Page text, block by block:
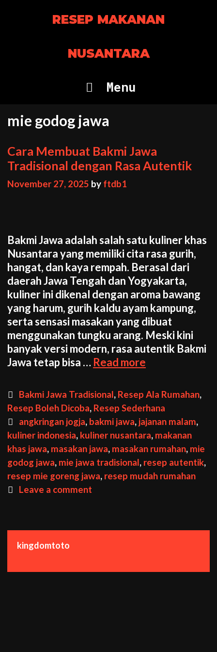
RESEP MAKANAN
NUSANTARA
Menu
mie godog jawa
Cara Membuat Bakmi Jawa
Tradisional dengan Rasa Autentik
November 27, 2025 by ftdb1
Bakmi Jawa adalah salah satu kuliner khas
Nusantara yang memiliki cita rasa gurih,
hangat, dan kaya rempah. Berasal dari
daerah Jawa Tengah dan Yogyakarta,
kuliner ini dikenal dengan aroma bawang
yang harum, gurih kaldu ayam kampung,
serta sensasi masakan yang dibuat
menggunakan tungku arang. Meski kini
banyak versi modern, rasa autentik Bakmi
Jawa tetap bisa … Read more
Bakmi
Jawa
Tradisional
dengan
Rasa
Autentik
Categories
Bakmi Jawa Tradisional, Resep Ala Rumahan,
Resep Boleh Dicoba, Resep Sederhana
Tags
angkringan jogja, bakmi jawa, jajanan malam,
kuliner indonesia, kuliner nusantara, makanan
khas jawa, masakan jawa, masakan rumahan, mie
godog jawa, mie jawa tradisional, resep autentik,
resep mie goreng jawa, resep mudah rumahan
Leave a comment
kingdomtoto